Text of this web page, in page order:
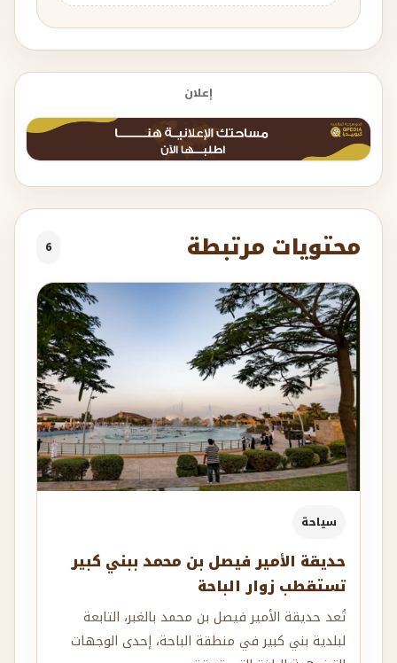
إعلان
محتويات مرتبطة 6
سياحة
حديقة الأمير فيصل بن محمد ببني كبير
تستقطب زوار الباحة
تُعد حديقة الأمير فيصل بن محمد بالغبر، التابعة
لبلدية بني كبير في منطقة الباحة، إحدى الوجهات